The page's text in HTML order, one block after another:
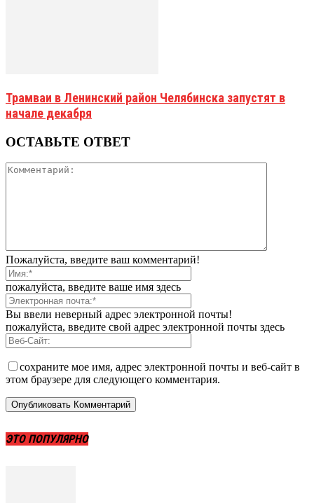
Трамваи в Ленинский район Челябинска запустят в
начале декабря
ОСТАВЬТЕ ОТВЕТ
Пожалуйста, введите ваш комментарий!
пожалуйста, введите ваше имя здесь
Вы ввели неверный адрес электронной почты!
пожалуйста, введите свой адрес электронной почты здесь
сохраните мое имя, адрес электронной почты и веб-сайт в
этом браузере для следующего комментария.
ЭТО ПОПУЛЯРНО